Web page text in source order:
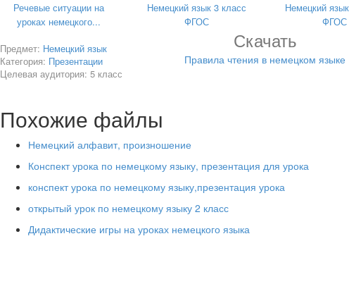
CHЧИТАЕТСЯ «Х»после гласных
Buch, acht, auch, doch, machen, suchen, kochen, gro ß, noch, Sachen,
Drachen, Fach, Dach.
Речевые ситуации на
уроках немецкого...
Немецкий язык 3 класс
ФГОС
Немецкий
ФГОС
Предмет: Немецкий язык
Категория: Презентации
Целевая аудитория: 5 класс
Скачать
Правила чтения в немецком языке
Похожие файлы
Немецкий алфавит, произношение
Конспект урока по немецкому языку, презентация для урока
конспект урока по немецкому языку,презентация урока
открытый урок по немецкому языку 2 класс
Дидактические игры на уроках немецкого языка